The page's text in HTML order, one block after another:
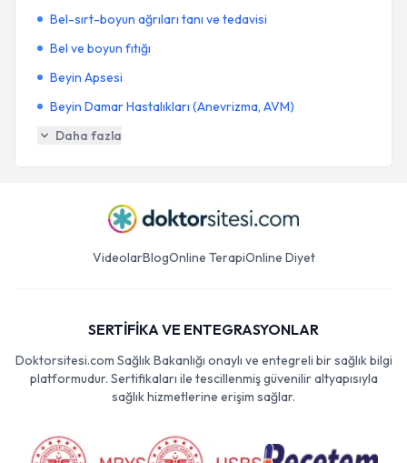
Bel-sırt-boyun ağrıları tanı ve tedavisi
Bel ve boyun fıtığı
Beyin Apsesi
Beyin Damar Hastalıkları (Anevrizma, AVM)
Daha fazla
VideolarBlogOnline TerapiOnline Diyet
SERTİFİKA VE ENTEGRASYONLAR
Doktorsitesi.com Sağlık Bakanlığı onaylı ve entegreli bir sağlık bilgi
platformudur. Sertifikaları ile tescillenmiş güvenilir altyapısıyla
sağlık hizmetlerine erişim sağlar.